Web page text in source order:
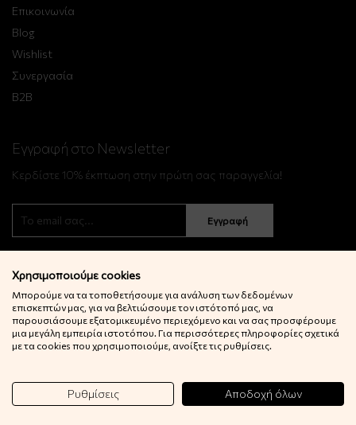
Επικοινωνία
Blog
Wishlist
Συνεργασία
B2B
Εγγραφή στο Newsletter
Κερδίστε 10% έκπτωση στην πρώτη σας παραγγελία!
Εγγραφή
© 2022 Little Big Things. Αll rights reserved.
Χρησιμοποιούμε cookies
Μπορούμε να τα τοποθετήσουμε για ανάλυση των δεδομένων
επισκεπτών μας, για να βελτιώσουμε τον ιστότοπό μας, να
παρουσιάσουμε εξατομικευμένο περιεχόμενο και να σας προσφέρουμε
μια μεγάλη εμπειρία ιστοτόπου. Για περισσότερες πληροφορίες σχετικά
με τα cookies που χρησιμοποιούμε, ανοίξτε τις ρυθμίσεις.
Ρυθμίσεις Αποδοχή όλων